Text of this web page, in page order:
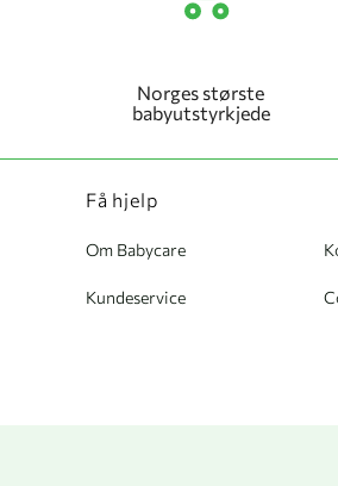
Norges største
babyutstyrkjede
Få hjelp
Om Babycare
Kundeservice